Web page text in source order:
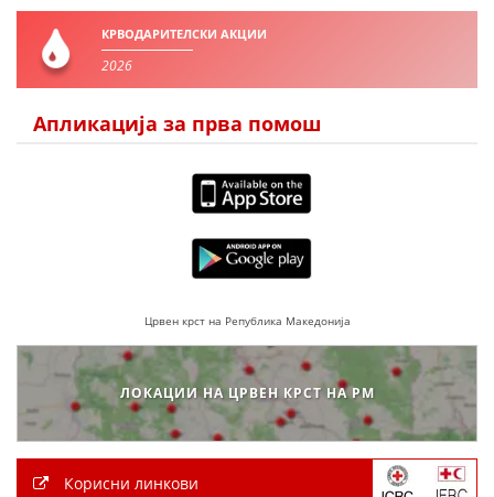
КРВОДАРИТЕЛСКИ АКЦИИ
2026
Апликација за прва помош
Црвен крст на Република Македонија
ЛОКАЦИИ НА ЦРВЕН КРСТ НА РМ
Корисни линкови